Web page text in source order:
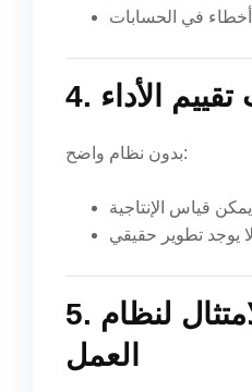
أخطاء في الحسابات
تقييم الأداء
بدون نظام واضح:
يمكن قياس الإنتاجية
لا يوجد تطوير حقيقي
5. صعوبة الامتثال لنظام
العمل